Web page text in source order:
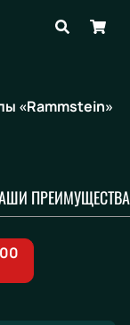
«Rammstein»
ПРЕИМУЩЕСТВА